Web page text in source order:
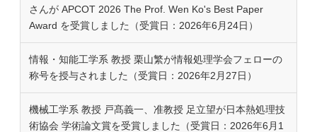
さんが APCOT 2026 The Prof. Wen Ko's Best Paper
Award を受賞しました（受賞日：2026年6月24日）
情報・知能工学系 教授 栗山繁が情報処理学会フェローの
称号を授与されました（受賞日：2026年2月27日）
機械工学系 教授 戸髙義一、准教授 足立望が日本熱処理技
術協会 学術論文賞を受賞しました（受賞日：2026年6月1